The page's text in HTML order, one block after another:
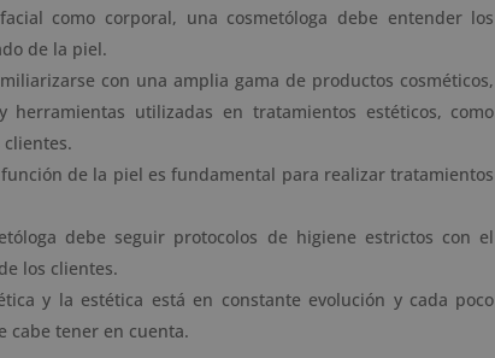
como corporal, una cosmetóloga debe entender los
de la piel.
con una amplia gama de productos cosméticos,
utilizadas en tratamientos estéticos, como
de la piel es fundamental para realizar tratamientos
debe seguir protocolos de higiene estrictos con el
los clientes.
y la estética está en constante evolución y cada poco
cabe tener en cuenta.